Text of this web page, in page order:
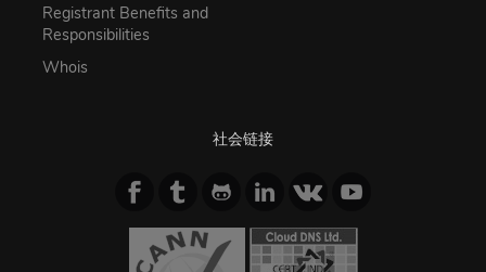
Registrant Benefits and
Responsibilities
Whois
社会链接